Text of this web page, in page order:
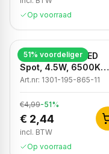
Op voorraad
51% voordeliger
Dimbare GU10 LED
Spot, 4.5W, 6500K
Koud Wit, IP20
Art.nr: 1301-195-865-11
€4,99-51%
€ 2,44
incl. BTW
Op voorraad